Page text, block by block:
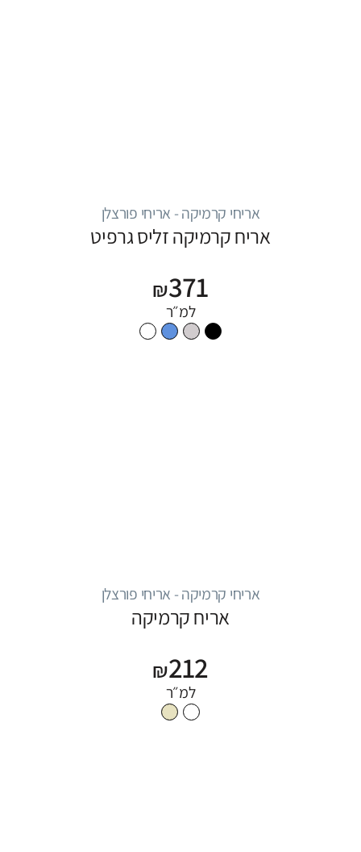
אריחי קרמיקה - אריחי פורצלן
אריח קרמיקה זליס גרפיט
₪371
למ״ר
אריחי קרמיקה - אריחי פורצלן
אריח קרמיקה
₪212
למ״ר